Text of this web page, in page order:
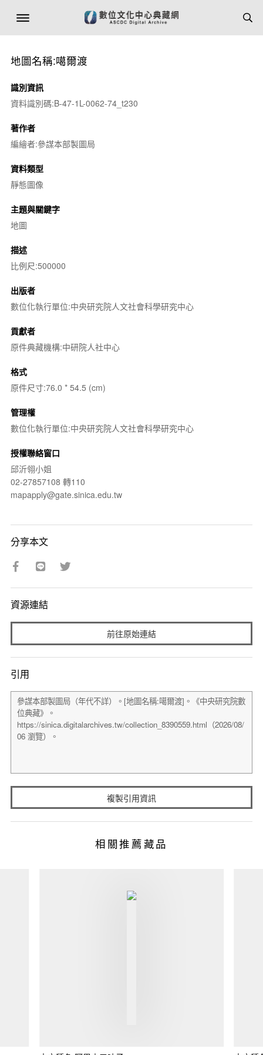
地圖名稱:噶爾渡
識別資訊
資料識別碼:B-47-1L-0062-74_t230
著作者
編繪者:參謀本部製圖局
資料類型
靜態圖像
主題與關鍵字
地圖
描述
比例尺:500000
出版者
數位化執行單位:中央研究院人文社會科學研究中心
貢獻者
原件典藏機構:中研院人社中心
格式
原件尺寸:76.0 * 54.5 (cm)
管理權
數位化執行單位:中央研究院人文社會科學研究中心
授權聯絡窗口
邱沂翎小姐
02-27857108 轉110
mapapply@gate.sinica.edu.tw
分享本文
資源連結
前往原始連結
引用
複製引用資訊
相關推薦藏品